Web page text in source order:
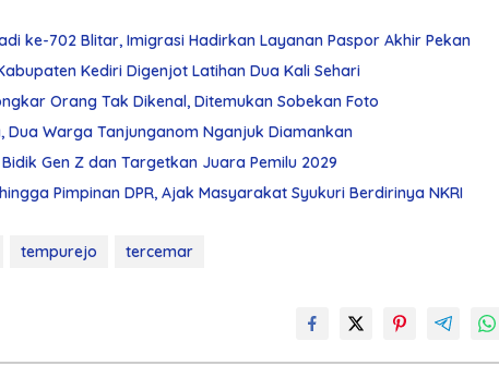
ke-702 Blitar, Imigrasi Hadirkan Layanan Paspor Akhir Pekan
Kediri Digenjot Latihan Dua Kali Sehari
Orang Tak Dikenal, Ditemukan Sobekan Foto
Dua Warga Tanjunganom Nganjuk Diamankan
Gen Z dan Targetkan Juara Pemilu 2029
Pimpinan DPR, Ajak Masyarakat Syukuri Berdirinya NKRI
tempurejo tercemar